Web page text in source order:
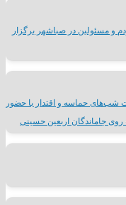
و مسئولین در صباشهر برگزار
شب‌های حماسه و اقتدار با حضور
جاماندگان اربعین حسینی